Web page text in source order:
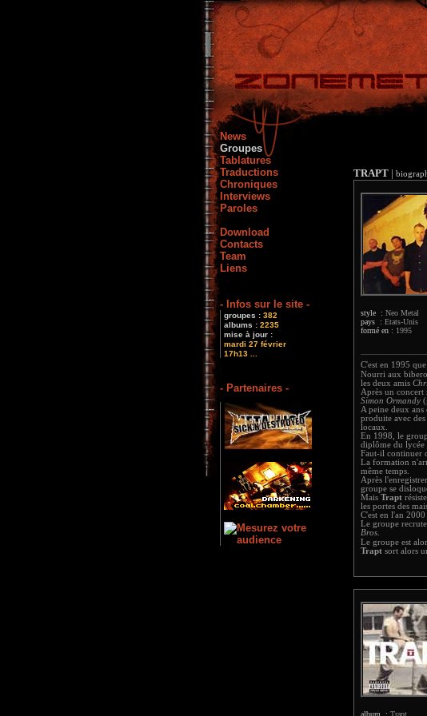
News
Groupes
Tablatures
Traductions
Chroniques
Interviews
Paroles
Download
Contacts
Team
Liens
- Infos sur le site -
groupes : 382
albums : 2235
mise à jour :
mardi 27 février
17h13 ...
- Partenaires -
TRAPT |
style : Neo Metal
pays : Etats-Unis
formé en : 1995
C'est en 1995
Nourri aux
les deux amis
Après un concert
Simon Ormandy
A peine deux
produite avec des
locaux.
En 1998, le
diplôme du
Faut-il continuer
La formation
même temps.
Après
groupe se
Mais Trapt
les portes des
C'est en l'an
Le groupe
Bros
Le groupe est
Trapt sort alors
album : Trapt